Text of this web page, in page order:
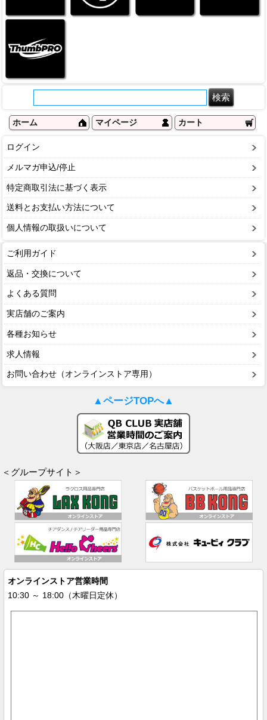
ホーム マイページ カート
ログイン
メルマガ申込/停止
特定商取引法に基づく表示
送料とお支払い方法について
個人情報の取扱いについて
ご利用ガイド
返品・交換について
よくある質問
実店舗のご案内
各種お知らせ
求人情報
お問い合わせ（オンラインストア専用）
▲ページTOPへ▲
＜グループサイト＞
オンラインストア営業時間
10:30 ～ 18:00（木曜日定休）